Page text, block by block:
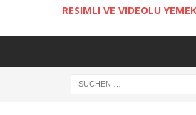
RESIMLI VE VIDEOLU